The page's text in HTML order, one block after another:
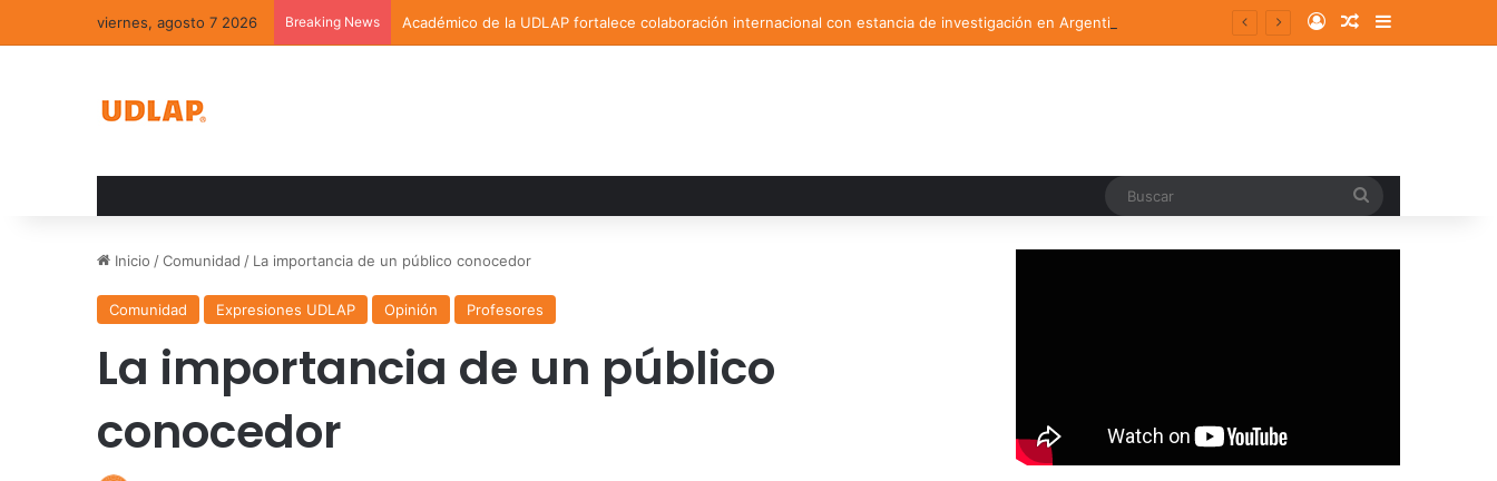
viernes, agosto 7 2026 Breaking News Académico de la UDLAP fortalece colaboración internacional con estancia de investigación en Argentina Log InRandom Article
Sidebar
Inicio /Comunidad / La importancia de un público conocedor
Comunidad Expresiones UDLAP Opinión Profesores
La importancia de un público
conocedor